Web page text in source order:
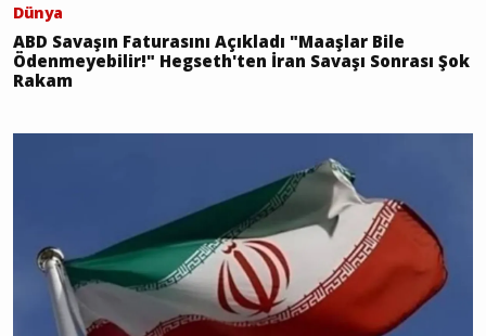
Dünya
ABD Savaşın Faturasını Açıkladı "Maaşlar Bile
Ödenmeyebilir!" Hegseth'ten İran Savaşı Sonrası Şok
Rakam